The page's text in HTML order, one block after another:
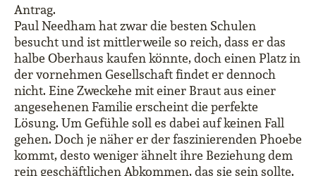
Antrag.
Paul Needham hat zwar die besten Schulen
besucht und ist mittlerweile so reich, dass er das
halbe Oberhaus kaufen könnte, doch einen Platz in
der vornehmen Gesellschaft findet er dennoch
nicht. Eine Zweckehe mit einer Braut aus einer
angesehenen Familie erscheint die perfekte
Lösung. Um Gefühle soll es dabei auf keinen Fall
gehen. Doch je näher er der faszinierenden Phoebe
kommt, desto weniger ähnelt ihre Beziehung dem
rein geschäftlichen Abkommen, das sie sein sollte.